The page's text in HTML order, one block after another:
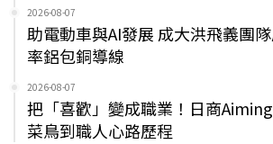
2026-08-07
助電動車與AI發展 成大洪飛義團
率鋁包銅導線
2026-08-07
把「喜歡」變成職業！日商
菜鳥到職人心路歷程